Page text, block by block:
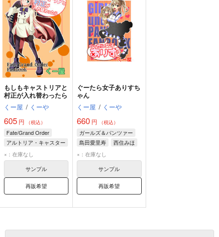
もしもキャストリアと
村正が入れ替わったら
くー屋 / くーや
605 円 （税込）
Fate/Grand Order
アルトリア・キャスター
千子村正
×：在庫なし
サンプル
再販希望
ぐーたら女子ありすち
ゃん
くー屋 / くーや
660 円 （税込）
ガールズ＆パンツァー
島田愛里寿
西住みほ
×：在庫なし
サンプル
再販希望